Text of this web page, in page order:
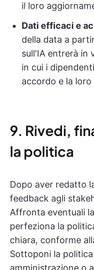
il loro
Dati efficaci e
della data a
sull'IA entrerà in
in cui i
accordo e la
9. Rivedi,
la politica
Dopo aver redatto
feedback agli
Affronta eventuali
perfeziona la
chiara, conforme
Sottoponi la
amministrazione o